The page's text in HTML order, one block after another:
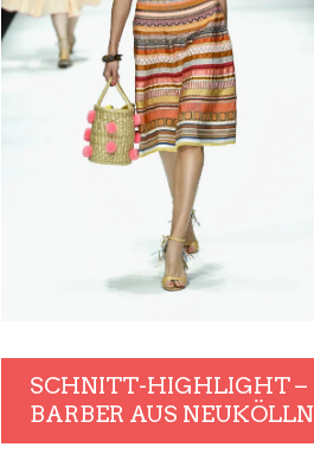
SCHNITT-HIGHLIGHT –
BARBER AUS NEUKÖLLN